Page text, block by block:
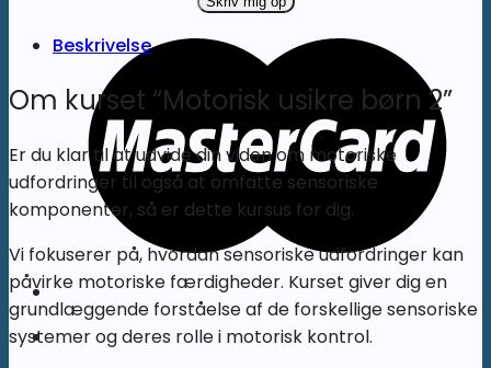
Beskrivelse
Om kurset “Motorisk usikre børn 2”
Er du klar til at udvide din viden om motoriske
udfordringer til også at omfatte sensoriske
komponenter, så er dette kursus for dig.
Vi fokuserer på, hvordan sensoriske udfordringer kan
påvirke motoriske færdigheder. Kurset giver dig en
grundlæggende forståelse af de forskellige sensoriske
systemer og deres rolle i motorisk kontrol.